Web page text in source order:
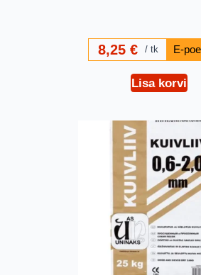
8,25€ tk
Lisa korvi